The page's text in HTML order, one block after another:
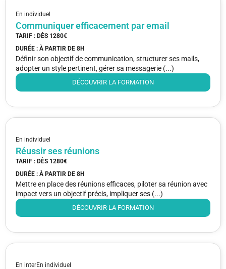
En individuel
Communiquer efficacement par email
TARIF : DÈS 1280€
DURÉE : À PARTIR DE 8H
Définir son objectif de communication, structurer ses mails,
adopter un style pertinent, gérer sa messagerie (...)
DÉCOUVRIR LA FORMATION
En individuel
Réussir ses réunions
TARIF : DÈS 1280€
DURÉE : À PARTIR DE 8H
Mettre en place des réunions efficaces, piloter sa réunion avec
impact vers un objectif précis, impliquer ses (...)
DÉCOUVRIR LA FORMATION
En interEn individuel